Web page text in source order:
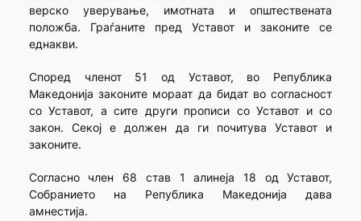
верско уверување, имотната и општествената
положба. Граѓаните пред Уставот и законите се
еднакви.
Според членот 51 од Уставот, во Република
Македонија законите мораат да бидат во согласност
со Уставот, а сите други прописи со Уставот и со
закон. Секој е должен да ги почитува Уставот и
законите.
Согласно член 68 став 1 алинеја 18 од Уставот,
Собранието на Република Македонија дава
амнестија.